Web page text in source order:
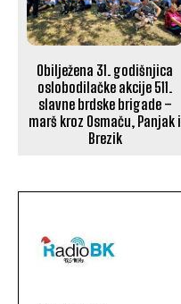
Obilježena 31. godišnjica
oslobodilačke akcije 511.
slavne brdske brigade –
marš kroz Osmaču, Panjak i
Brezik